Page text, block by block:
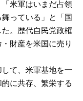
米軍はいまだ占領
っている」と「国
。歴代自民党政権
財産を米国に売り
て、米軍基地を一
に共存、繁栄する